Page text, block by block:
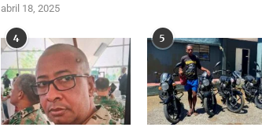
abril 18, 2025
4 5